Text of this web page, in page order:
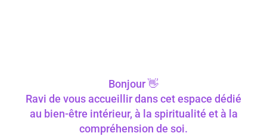
Bonjour 👋
Ravi de vous accueillir dans cet espace dédié
au bien-être intérieur, à la spiritualité et à la
compréhension de soi.